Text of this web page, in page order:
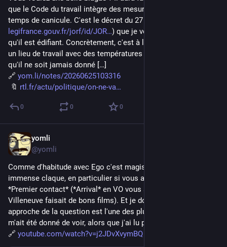
que le Code du travail intègre des mesures sur le travail par
temps de canicule. C'est le décret du 27 mai 2026 (
legifrance.gouv.fr/jorf/id/JOR ) que je vous invite à lire, parce
qu'il est édifiant. Concrètement, c'est à l'employeur de fournir
un lieu de travail avec des températures « adaptées », sans
qu'il ne soit jamais donné […]
🔗 yom.li/notes/20260625103316
🔖 rtl.fr/actu/politique/on-ne-va
0 0 0
yomli
@yomli
Comme d'habitude avec Ego c'est magistral, mais là c'est une
immense claque, en particulier si vous aimez la SF à la
*Premier contact* (*Arrival* en VO vous savez quand Denis
Villeneuve faisait de bons films). Et je dois dire que son
approche de la question est l'une des plus percutante qu'il
m'ait été donné de voir, alors que j'ai lu pas mal sur le sujet.
🔗 youtube.com/watch?v=j2JDvXvymBQ